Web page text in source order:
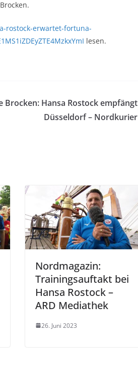
rostock-erwartet-fortuna-
lesen.
Brocken: Hansa Rostock empfängt
Düsseldorf – Nordkurier
Nordmagazin:
Trainingsauftakt bei
Hansa Rostock –
ARD Mediathek
26. Juni 2023